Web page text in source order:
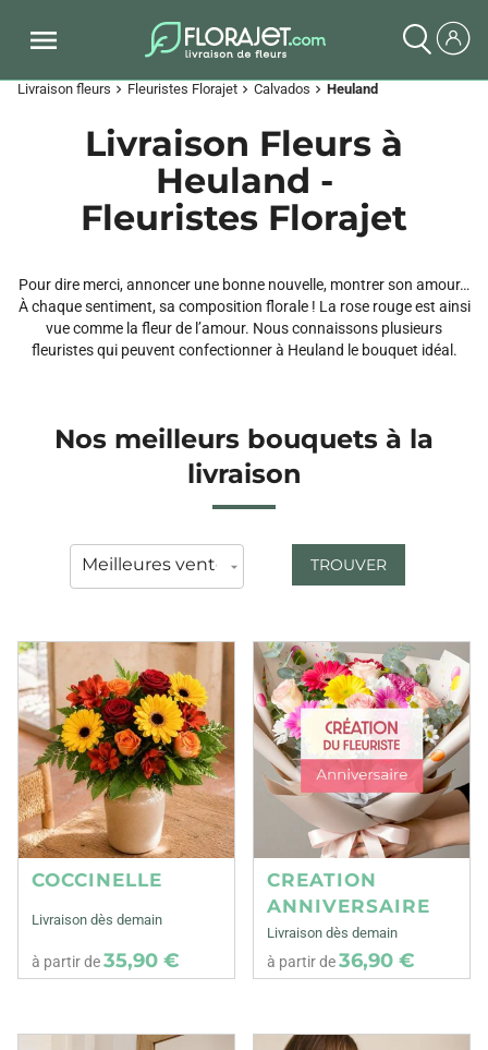
Livraison fleurs chevron_right Fleuristes Florajet chevron_right Calvados chevron_right Heuland
Livraison Fleurs à
Heuland -
Fleuristes Florajet
Pour dire merci, annoncer une bonne nouvelle, montrer son amour…
À chaque sentiment, sa composition florale ! La rose rouge est ainsi
vue comme la fleur de l’amour. Nous connaissons plusieurs
fleuristes qui peuvent confectionner à Heuland le bouquet idéal.
Nos meilleurs bouquets à la
livraison
TROUVER
COCCINELLE
Livraison dès demain
à partir de35,90 €
CREATION
ANNIVERSAIRE
Livraison dès demain
à partir de36,90 €